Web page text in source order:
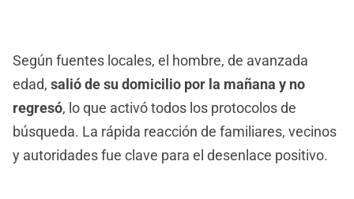
Según fuentes locales, el hombre, de avanzada
edad, salió de su domicilio por la mañana y no
regresó, lo que activó todos los protocolos de
búsqueda. La rápida reacción de familiares, vecinos
y autoridades fue clave para el desenlace positivo.